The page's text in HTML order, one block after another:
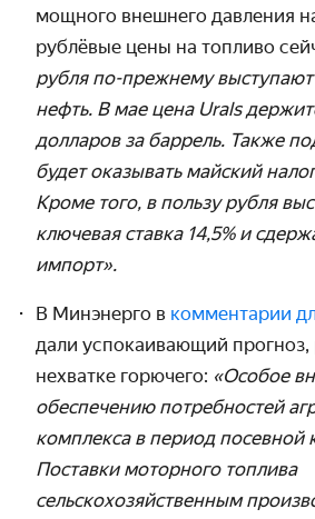
мощного внешнего давления
рублёвые цены на топливо
рубля по-прежнему
нефть. В мае цена Urals
долларов за баррель. Также
будет оказывать майский
Кроме того, в пользу рубля
ключевая ставка 14,5% и
импорт».
В Минэнерго в комментарии
дали успокаивающий прогноз,
нехватке горючего: «Особое
обеспечению потребностей
комплекса в период посевной
Поставки моторного топлива
сельскохозяйственным